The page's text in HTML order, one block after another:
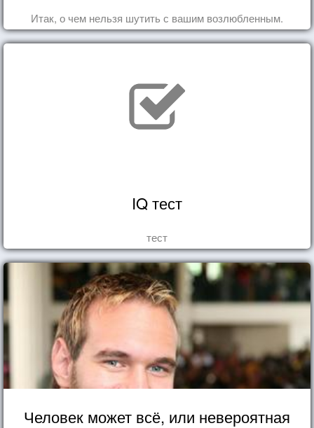
Итак, о чем нельзя шутить с вашим возлюбленным.
IQ тест
тест
Человек может всё, или невероятная